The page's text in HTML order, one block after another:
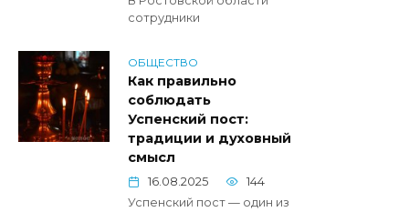
сотрудники
ОБЩЕСТВО
Как правильно
соблюдать
Успенский пост:
традиции и духовный
смысл
16.08.2025
144
Успенский пост — один из